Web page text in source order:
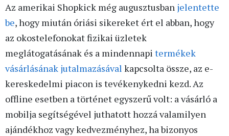
Az amerikai Shopkick még augusztusban jelentette
be, hogy miután óriási sikereket ért el abban, hogy
az okostelefonokat fizikai üzletek
meglátogatásának és a mindennapi termékek
vásárlásának jutalmazásával kapcsolta össze, az e-
kereskedelmi piacon is tevékenykedni kezd. Az
offline esetben a történet egyszerű volt: a vásárló a
mobilja segítségével juthatott hozzá valamilyen
ajándékhoz vagy kedvezményhez, ha bizonyos